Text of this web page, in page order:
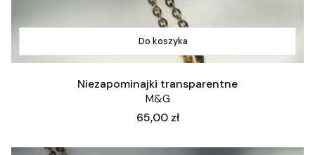
Do koszyka
Niezapominajki transparentne
M&G
Cena
65,00 zł